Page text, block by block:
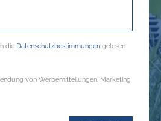
die Datenschutzbestimmungengelesen
von Werbemitteilungen, Marketing